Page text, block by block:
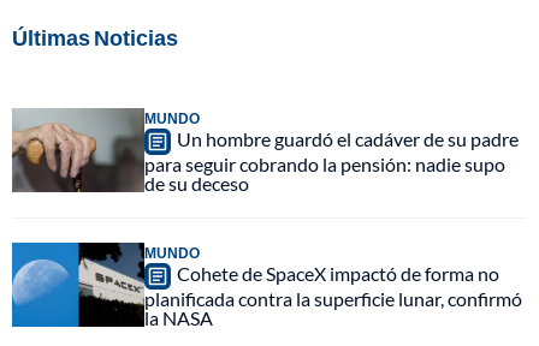
Últimas Noticias
MUNDO
Un hombre guardó el cadáver de su padre
para seguir cobrando la pensión: nadie supo
de su deceso
MUNDO
Cohete de SpaceX impactó de forma no
planificada contra la superficie lunar, confirmó
la NASA